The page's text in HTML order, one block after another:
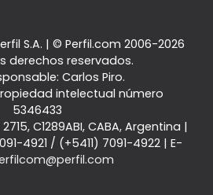
S.A. | © Perfil.com 2006-2026
derechos reservados.
Carlos Piro.
intelectual número
5346433
, C1289ABI, CABA, Argentina |
4921 / (+5411) 7091-4922| E-